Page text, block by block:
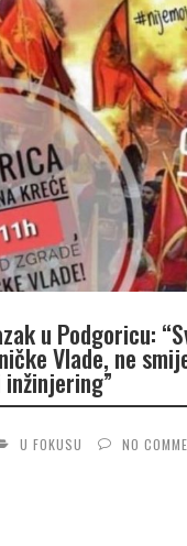
u Podgoricu:
Vlade, ne
U FOKUSU NO